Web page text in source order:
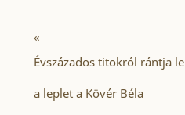
«
Évszázados titokról rántja le
a leplet a Kövér Béla